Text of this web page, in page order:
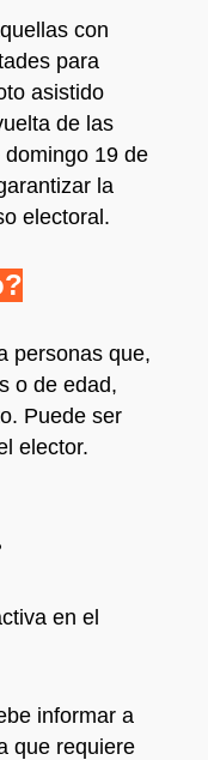
con
para
asistido
de las
19 de
la
electoral.
personas que,
o de edad,
Puede ser
elector.
en el
informar a
que requiere